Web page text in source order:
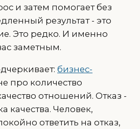
и затем помогает без
результат - это
Это редко. И именно
заметным.
бизнес-
про количество
отношений. Отказ -
качества. Человек,
ответить на отказ,